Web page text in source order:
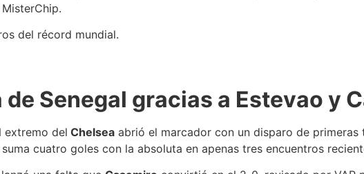
del récord mundial.
Senegal gracias a Estevao y
extremo del Chelsea abrió el marcador con un disparo de primeras
cuatro goles con la absoluta en apenas tres encuentros